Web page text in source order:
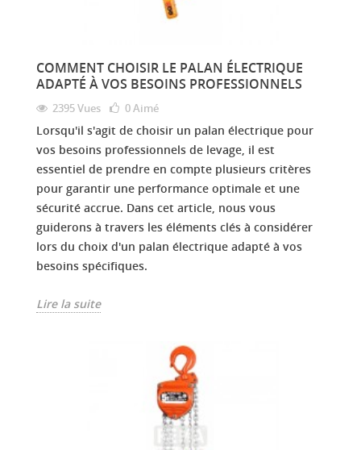
COMMENT CHOISIR LE PALAN ÉLECTRIQUE
ADAPTÉ À VOS BESOINS PROFESSIONNELS
2395 Vues 0Aimé
Lorsqu'il s'agit de choisir un palan électrique pour
vos besoins professionnels de levage, il est
essentiel de prendre en compte plusieurs critères
pour garantir une performance optimale et une
sécurité accrue. Dans cet article, nous vous
guiderons à travers les éléments clés à considérer
lors du choix d'un palan électrique adapté à vos
besoins spécifiques.
Lire la suite